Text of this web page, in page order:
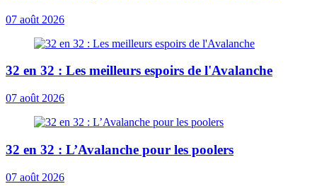
07 août 2026
32 en 32 : Les meilleurs espoirs de l'Avalanche
07 août 2026
32 en 32 : L’Avalanche pour les poolers
07 août 2026